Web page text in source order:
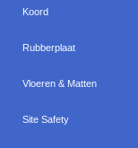
Koord
Rubberplaat
Vloeren & Matten
Site Safety